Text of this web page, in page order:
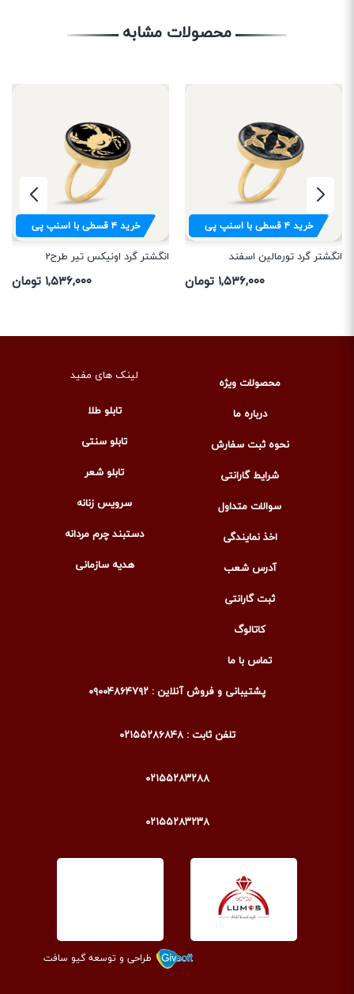
محصولات مشابه
خرید۴قسطی با اسنپ پی
انگشتر گرد تورمالین اسفند
۱,۵۳۶,۰۰۰ تومان
خرید۴قسطی با اسنپ پی
انگشتر گرد اونیکس تیر طرح2
۱,۵۳۶,۰۰۰ تومان
محصولات ویژه
درباره ما
نحوه ثبت سفارش
شرایط گارانتی
سوالات متداول
اخذ نمایندگی
آدرس شعب
ثبت گارانتی
کاتالوگ
تماس با ما
لینک های مفید
تابلو طلا
تابلو سنتی
تابلو شعر
سرویس زنانه
دستبند چرم مردانه
هدیه سازمانی
پشتیبانی و فروش آنلاین : ۰۹۰۰۴۸۶۴۷۹۲
تلفن ثابت : ۰۲۱۵۵۲۸۶۸۴۸
۰۲۱۵۵۲۸۳۲۸۸
۰۲۱۵۵۲۸۳۲۳۸
طراحی و توسعه گیو سافت